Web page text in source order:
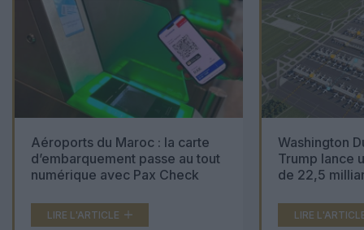
Aéroports du Maroc : la carte
d’embarquement passe au tout
numérique avec Pax Check
LIRE L'ARTICLE
Washington
Trump lance
de 22,5
LIRE